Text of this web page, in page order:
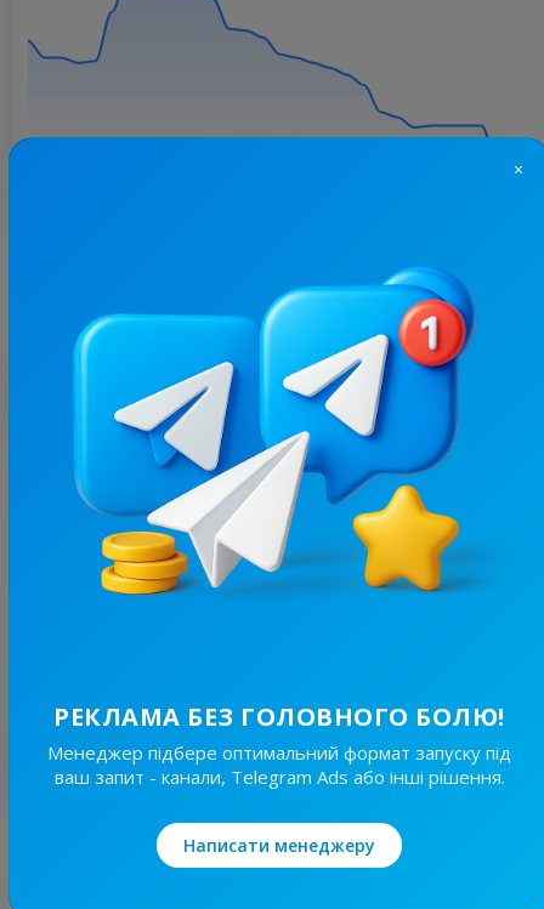
З цим каналом часто купують
36.6K/
3.6K
Ціна держави
Бізнес
Ціна реклами
Найкращі за темою
132.3K
Так люблю той Львів
×
РЕКЛАМА БЕЗ ГОЛОВНОГО БОЛЮ!
Менеджер підбере оптимальний формат запуску під
ваш запит - канали, Telegram Ads або інші рішення.
Написати менеджеру